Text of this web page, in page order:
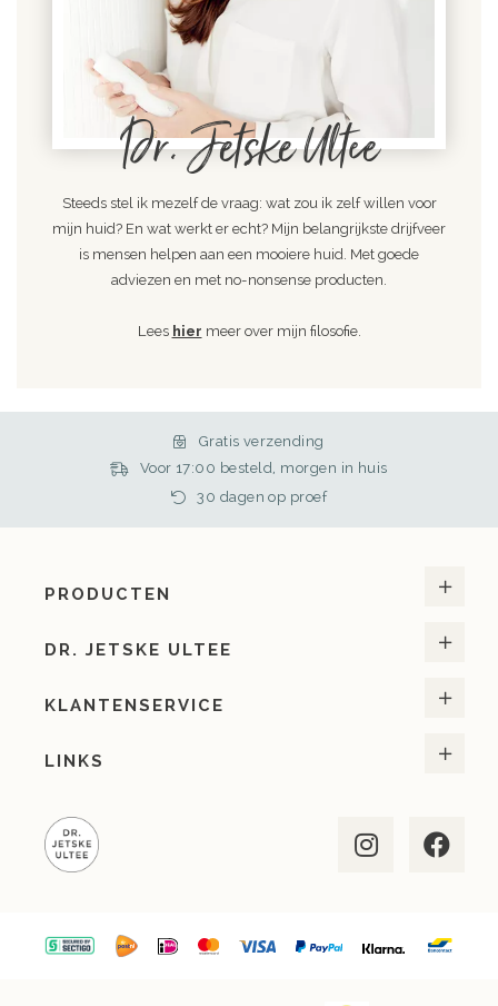
Dr. Jetske Ultee
Steeds stel ik mezelf de vraag: wat zou ik zelf willen voor
mijn huid? En wat werkt er echt? Mijn belangrijkste drijfveer
is mensen helpen aan een mooiere huid. Met goede
adviezen en met no-nonsense producten.
Lees hier meer over mijn filosofie.
Gratis verzending
Voor 17:00 besteld, morgen in huis
30 dagen op proef
PRODUCTEN
DR. JETSKE ULTEE
KLANTENSERVICE
LINKS